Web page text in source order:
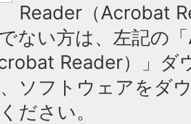
Reader（Acrobat
ない方は、左記の
Reader）」ダ
ソフトウェアをダ
ださい。